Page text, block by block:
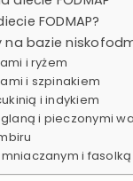
FODMAP?
bazie
i ryżem
i szpinakiem
i indykiem
i pieczonymi
i